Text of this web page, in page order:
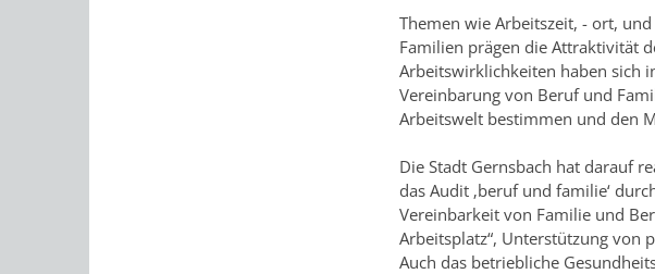
Themen wie Arbeitszeit, - ort,
Familien prägen die Attraktivität
Arbeitswirklichkeiten haben sich
Vereinbarung von Beruf und
Arbeitswelt bestimmen und den
Die Stadt Gernsbach hat darauf
das Audit ‚beruf und familie‘
Vereinbarkeit von Familie und
Arbeitsplatz“, Unterstützung von
Auch das betriebliche